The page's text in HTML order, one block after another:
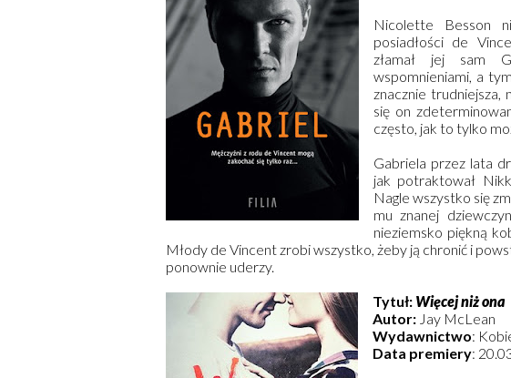
Nicolette Besson
posiadłości de
złamał jej sam
wspomnieniami, a
znacznie trudniejsza,
się on
często, jak to tylko
Gabriela przez lata
jak potraktował
Nagle wszystko się
mu znanej
nieziemsko piękną
Młody de Vincent zrobi wszystko, żeby ją chronić i
ponownie uderzy.
Tytuł: Więcej niż ona
Autor: Jay McLean
Wydawnictwo:
Data premiery: